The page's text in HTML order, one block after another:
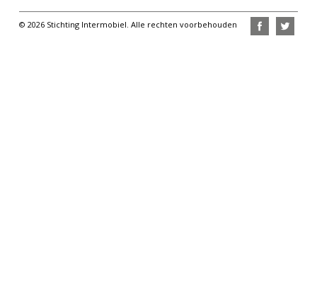
© 2026 Stichting Intermobiel. Alle rechten voorbehouden